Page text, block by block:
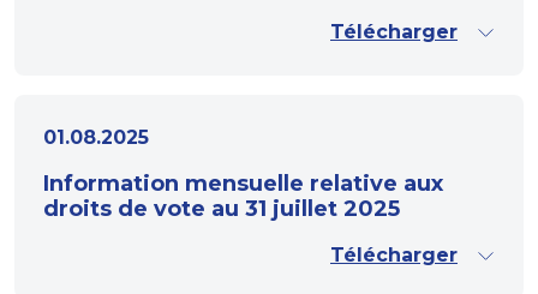
Télécharger
01.08.2025
Information mensuelle relative aux
droits de vote au 31 juillet 2025
Télécharger